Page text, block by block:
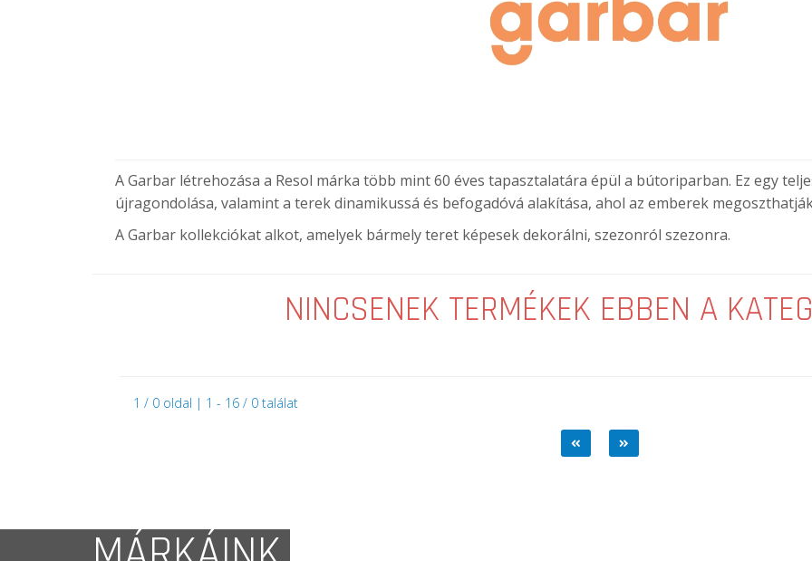
A Garbar létrehozása a Resol márka több mint 60 éves tapasztalatára épül a bútoriparban. Ez egy
újragondolása, valamint a terek dinamikussá és befogadóvá alakítása, ahol az emberek
A Garbar kollekciókat alkot, amelyek bármely teret képesek dekorálni, szezonról szezonra.
NINCSENEK TERMÉKEK EBBEN A
1 / 0 oldal | 1 - 16 / 0 találat